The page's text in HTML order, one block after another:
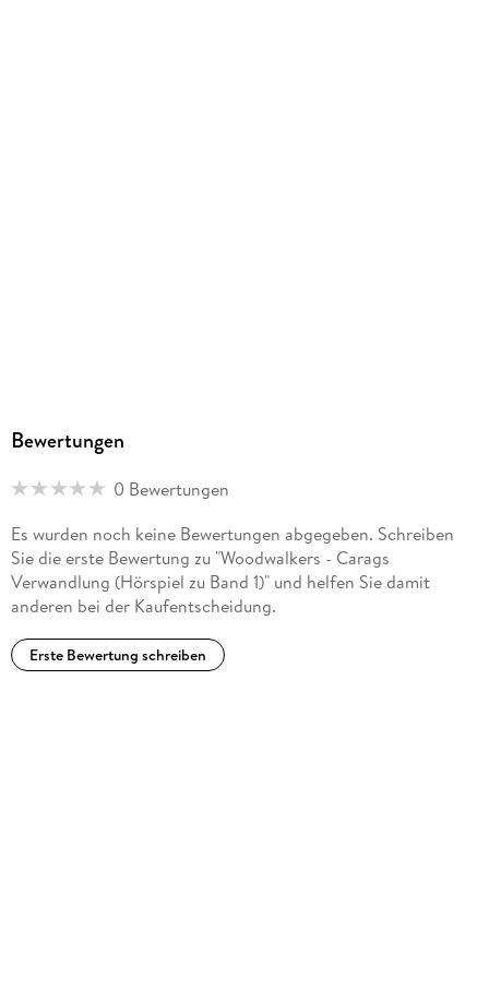
Bewertungen
0 Bewertungen
Es wurden noch keine Bewertungen abgegeben. Schreiben
Sie die erste Bewertung zu "Woodwalkers - Carags
Verwandlung (Hörspiel zu Band 1)" und helfen Sie damit
anderen bei der Kaufentscheidung.
Erste Bewertung schreiben